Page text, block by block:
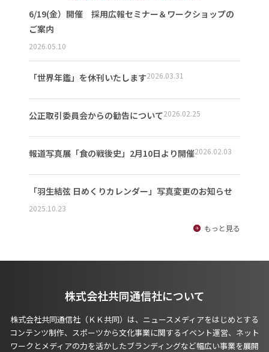
6/19(金）開催 採用広報セミナー＆ワークショップの
ご案内
2026.05.10
「世界年鑑」を休刊いたします2026.03.31
公正取引委員会からの勧告について2026.02.25
報道写真展「食の戦後史」2月10日より開催2026.02.03
「羽生結弦 日めくりカレンダー」写真変更のお知らせ
2025.10.23
もっと見る
株式会社共同通信社について
株式会社共同通信社（ＫＫ共同）は、ニュースメディアをはじめとする
コンテンツ制作、スポーツから文化事業に関するイベント運営、ネット
ワークとメディアの力を活かしたブランディングなど幅広い事業を展開